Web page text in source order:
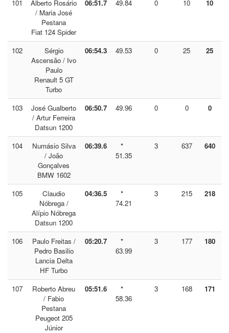
101
Alberto Rosário
/ Maria José
Pestana
Fiat 124 Spider
06:51.7 49.84 0 10 10
102
Sérgio
Ascensão / Ivo
Paulo
Renault 5 GT
Turbo
06:54.3 49.53 0 25 25
103
José Gualberto
/ Artur Ferreira
Datsun 1200
06:50.7 49.96 0 0 0
104
Numásio Silva
/ João
Gonçalves
BMW 1602
06:39.6
*
51.35
3 637 640
105
Claudio
Nóbrega /
Alípio Nóbrega
Datsun 1200
04:36.5
*
74.21
3 215 218
106
Paulo Freitas /
Pedro Basilio
Lancia Delta
HF Turbo
05:20.7
*
63.99
3 177 180
107
Roberto Abreu
/ Fabio
Pestana
Peugeot 205
Júnior
05:51.6
*
58.36
3 168 171